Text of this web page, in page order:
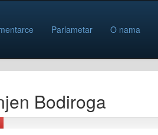
Parlametar O nama
Bodiroga